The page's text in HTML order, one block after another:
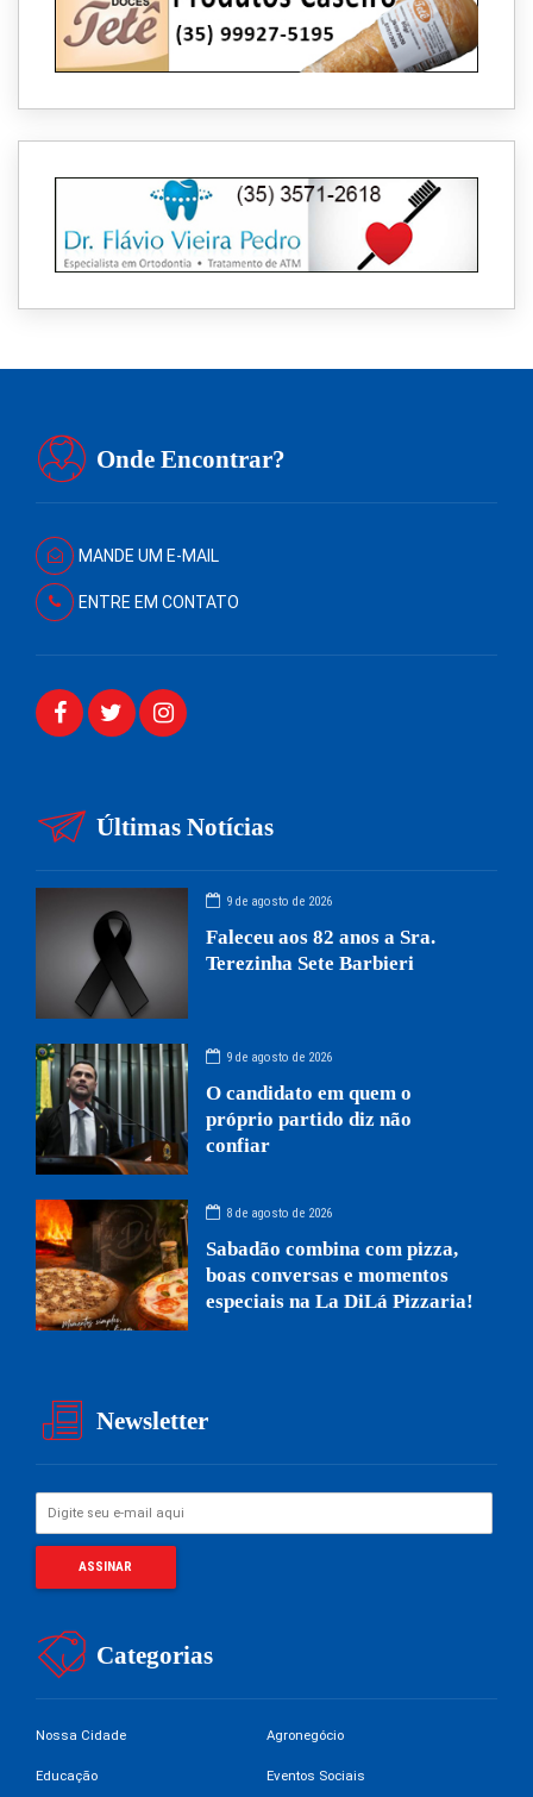
Onde Encontrar?
MANDE UM E-MAIL
ENTRE EM CONTATO
Últimas Notícias
9 de agosto de 2026
Faleceu aos 82 anos a Sra.
Terezinha Sete Barbieri
9 de agosto de 2026
O candidato em quem o
próprio partido diz não
confiar
8 de agosto de 2026
Sabadão combina com pizza,
boas conversas e momentos
especiais na La DiLá Pizzaria!
Newsletter
Categorias
Nossa Cidade Agronegócio
Educação Eventos Sociais